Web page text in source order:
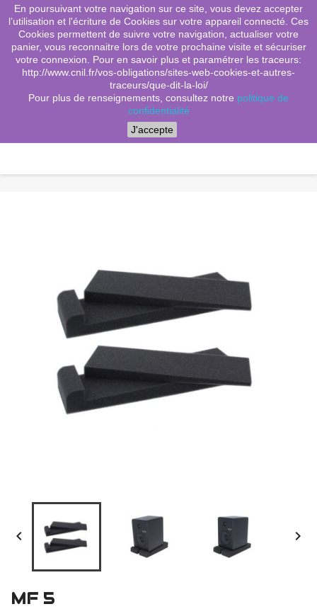
shopping_cart (0)

search
Menu
 
MF 5
En poursuivant votre navigation sur ce site, vous devez accepter
l’utilisation et l'écriture de Cookies sur votre appareil connecté. Ces
Cookies permettent de suivre votre navigation, actualiser votre
panier, vous reconnaitre lors de votre prochaine visite et sécuriser
votre connexion. Pour en savoir plus et paramétrer les traceurs:
http://www.cnil.fr/vos-obligations/sites-web-cookies-et-autres-
traceurs/que-dit-la-loi/
Pour plus de renseignements, consultez notre politique de
confidentialité
J'accepte